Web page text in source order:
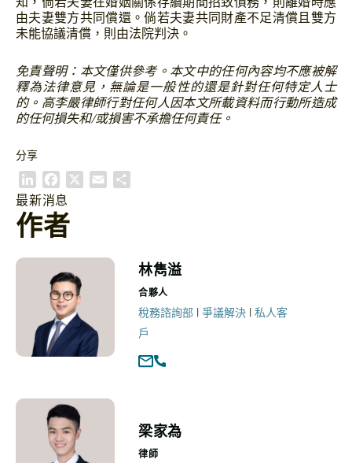
由夫妻雙方共同償還。倘若夫妻共同財產不足清償且雙方
未能協議清償，則由法院判決。
免責聲明：本文僅供參考。本文中的任何內容均不應被解
釋為法律意見，無論是一般性的還是針對任何特定人士
的。高李嚴律師行對任何人因本文所載資料而行動所造成
的任何損失和/或損害不承擔任何責任。
分享
i
n
k
a
c
e
o
k
最新消息
作者
林雋溢
合夥人
稅務諮詢部 | 爭議解決 | 私人客
戶
梁家為
律師